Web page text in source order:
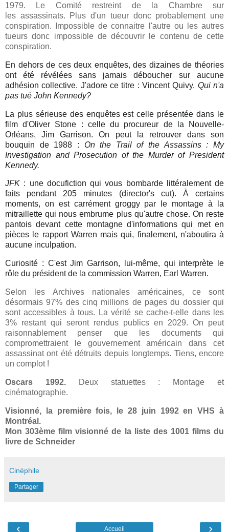
1979. Le Comité restreint de la Chambre sur
les assassinats. Plus d'un tueur donc probablement une
conspiration. Impossible de connaitre l'autre ou les autres
tueurs donc impossible de découvrir le contenu de cette
conspiration.
En dehors de ces deux enquêtes, des dizaines de théories
ont été révélées sans jamais déboucher sur aucune
adhésion collective. J'adore ce titre : VincentQuivy, Qui n'a
pas tué John Kennedy?
La plus sérieuse des enquêtes est celle présentée dans le
film d'Oliver Stone : celle du procureur de la Nouvelle-
Orléans, Jim Garrison. On peut la retrouver dans son
bouquin de 1988 : On the Trail of the Assassins : My
Investigation and Prosecution of the Murder of President
Kennedy.
JFK : une docufiction qui vous bombarde littéralement de
faits pendant 205 minutes (director's cut). À certains
moments, on est carrément groggy par le montage à la
mitraillette qui nous embrume plus qu'autre chose. On reste
pantois devant cette montagne d'informations qui met en
pièces le rapport Warren mais qui, finalement, n'aboutira à
aucune inculpation.
Curiosité : C'est Jim Garrison, lui-même, qui interprète le
rôle du président de la commission Warren, Earl Warren.
Selon les Archives nationales américaines, ce sont
désormais 97% des cinq millions de pages du dossier qui
sont accessibles à tous. La vérité se cache-t-elle dans les
3% restant qui seront rendus publics en 2029. On peut
raisonnablement penser que les documents qui
compromettraient le gouvernement américain dans cet
assassinat ont été détruits depuis longtemps. Tiens, encore
un complot !
Oscars 1992.Deux statuettes : Montage et
cinématographie.
Visionné, la première fois, le 28 juin 1992 en VHS à
Montréal.
Mon 303ème film visionné de la liste des 1001 films du
livre de Schneider
Cinéphile
Partager
‹ ›
Accueil